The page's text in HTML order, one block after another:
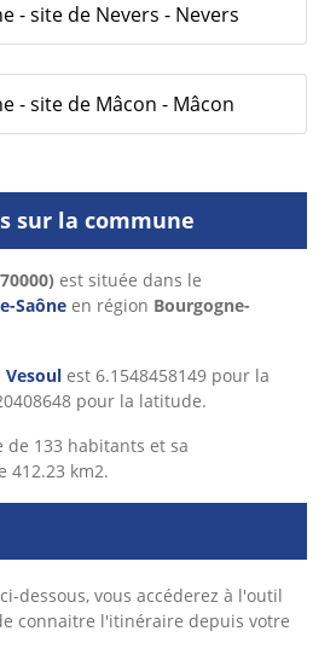
- site de Nevers - Nevers
- site de Mâcon - Mâcon
sur la commune
est située dans le
Saône en région Bourgogne-
Vesoul est 6.1548458149 pour la
pour la latitude.
de 133 habitants et sa
412.23 km2.
dessous, vous accéderez à l'outil
connaitre l'itinéraire depuis votre